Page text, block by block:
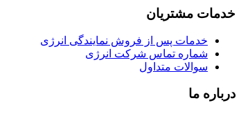
خدمات مشتریان
خدمات پس از فروش نمایندگی انرژی
شماره تماس شرکت انرژی
سوالات متداول
درباره ما